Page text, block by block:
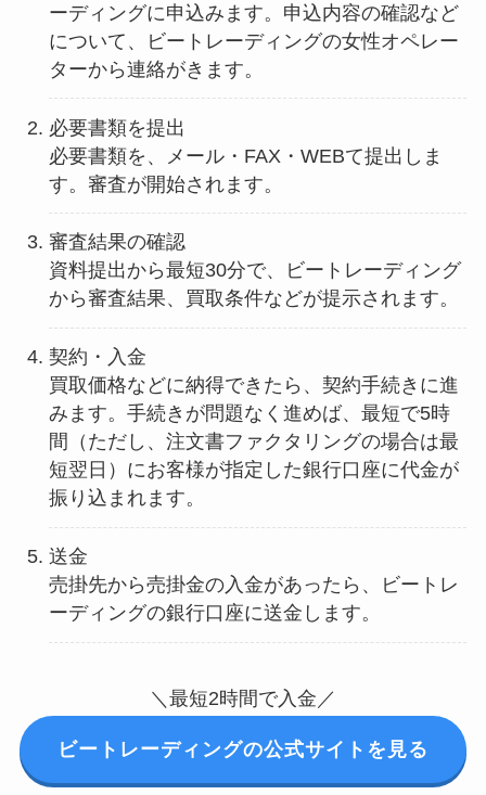
ーディングに申込みます。申込内容の確認など
について、ビートレーディングの女性オペレー
ターから連絡がきます。
必要書類を提出
必要書類を、メール・FAX・WEBて提出しま
す。審査が開始されます。
審査結果の確認
資料提出から最短30分で、ビートレーディング
から審査結果、買取条件などが提示されます。
契約・入金
買取価格などに納得できたら、契約手続きに進
みます。手続きが問題なく進めば、最短で5時
間（ただし、注文書ファクタリングの場合は最
短翌日）にお客様が指定した銀行口座に代金が
振り込まれます。
送金
売掛先から売掛金の入金があったら、ビートレ
ーディングの銀行口座に送金します。
＼最短2時間で入金／
ビートレーディングの公式サイトを見る